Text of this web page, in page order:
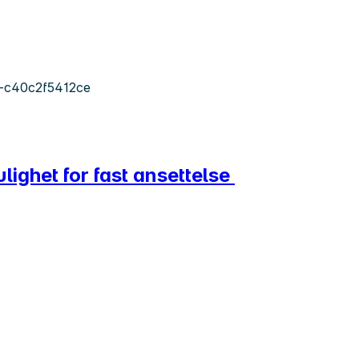
for fast ansettelse